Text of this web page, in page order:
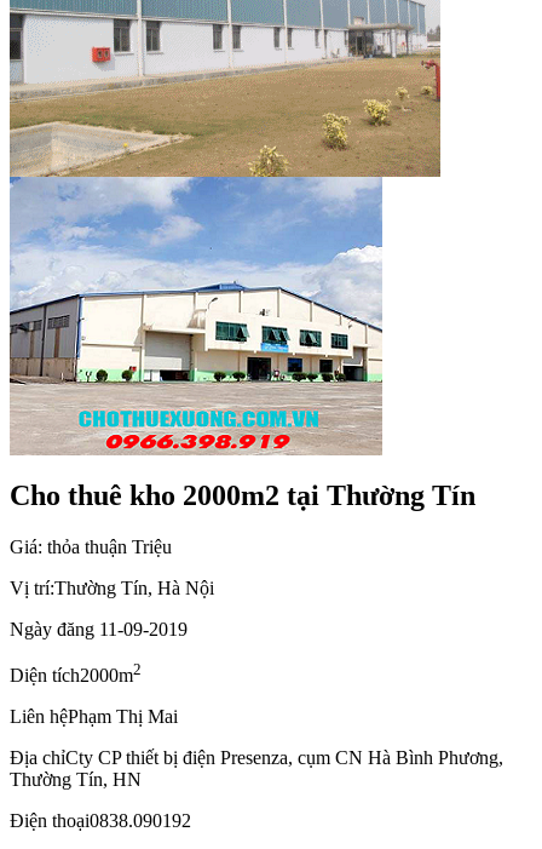
Cho thuê kho 2000m2 tại Thường Tín
Giá: thỏa thuận Triệu
Vị trí:Thường Tín, Hà Nội
Ngày đăng 11-09-2019
Diện tích2000m2
Liên hệPhạm Thị Mai
Địa chỉCty CP thiết bị điện Presenza, cụm CN Hà Bình Phương,
Thường Tín, HN
Điện thoại0838.090192